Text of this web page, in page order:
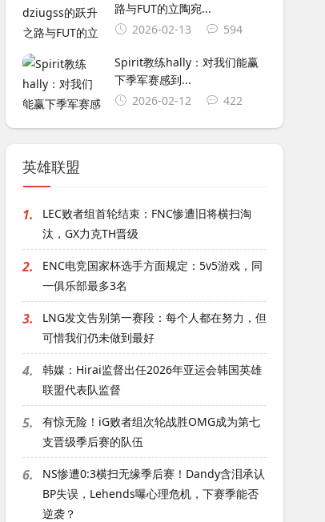
路与FUT的立陶宛...
2026-02-13
594
Spirit教练hally：对我们能赢
下季军赛感到...
2026-02-12
422
英雄联盟
1.
LEC败者组首轮结束：FNC惨遭旧将横扫淘
汰，GX力克TH晋级
2.
ENC电竞国家杯选手方面规定：5v5游戏，同
一俱乐部最多3名
3.
LNG发文告别第一赛段：每个人都在努力，但
可惜我们仍未做到最好
4.
韩媒：Hirai监督出任2026年亚运会韩国英雄
联盟代表队监督
5.
有惊无险！iG败者组次轮战胜OMG成为第七
支晋级季后赛的队伍
6.
NS惨遭0:3横扫无缘季后赛！Dandy含泪承认
BP失误，Lehends曝心理危机，下赛季能否
逆袭？